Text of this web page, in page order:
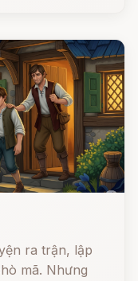
cho tình yêu
ra trận, lập
mã. Nhưng